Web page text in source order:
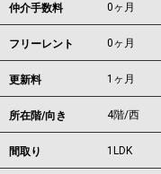
仲介手数料 0ヶ月
フリーレント 0ヶ月
更新料 1ヶ月
所在階/向き 4階/西
間取り 1LDK